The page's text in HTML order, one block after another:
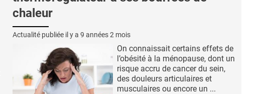
chaleur
Actualité publiée il y a 9 années 2 mois
On connaissait certains effets de
l’obésité à la ménopause, dont un
risque accru de cancer du sein,
des douleurs articulaires et
musculaires ou encore un ...